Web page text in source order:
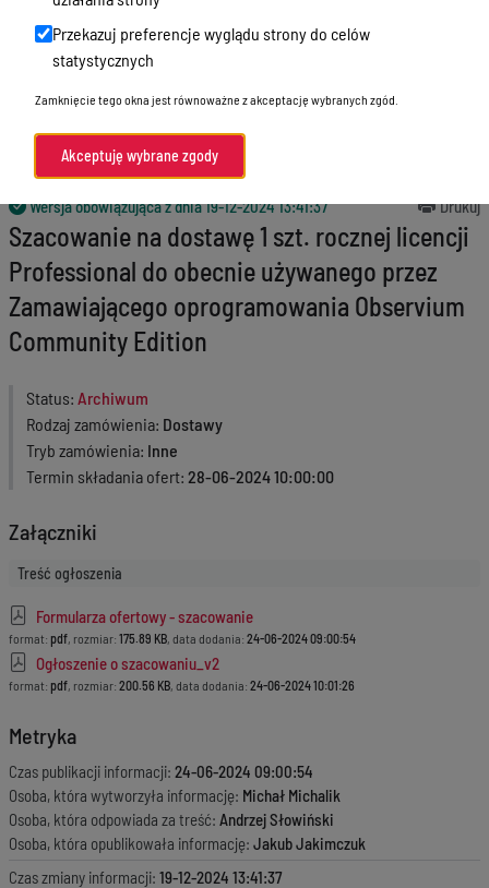
Skargi i wnioski
Zgłaszanie naruszeń prawa
Menu Podmiotowe
Wersja obowiązująca z dnia19-12-2024 13:41:37 Drukuj
Szacowanie na dostawę 1 szt. rocznej licencji
Professional do obecnie używanego przez
Zamawiającego oprogramowania Observium
Community Edition
Status Archiwum
Rodzaj zamówienia Dostawy
Tryb zamówienia Inne
Termin składania ofert 28-06-2024 10:00:00
Załączniki
Treść ogłoszenia
Formularza ofertowy - szacowanie
format: pdf, rozmiar: 175.89 KB, data dodania: 24-06-2024 09:00:54
Ogłoszenie o szacowaniu_v2
format: pdf, rozmiar: 200.56 KB, data dodania: 24-06-2024 10:01:26
Metryka
Czas publikacji informacji: 24-06-2024 09:00:54
Osoba, która wytworzyła informację: Michał Michalik
Osoba, która odpowiada za treść: Andrzej Słowiński
Osoba, która opublikowała informację: Jakub Jakimczuk
Czas zmiany informacji: 19-12-2024 13:41:37
Przekazuj preferencje wyglądu strony do celów
statystycznych
Zamknięcie tego okna jest równoważne z akceptację wybranych zgód.
Akceptuję wybrane zgody